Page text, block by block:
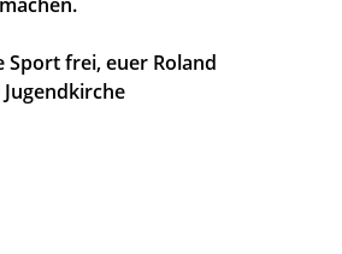
Sport frei, euer Roland